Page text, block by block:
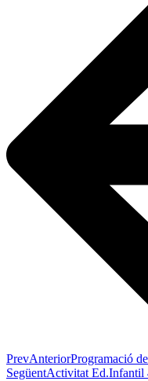
PrevAnteriorProgramació
SegüentActivitat Ed.Infantil